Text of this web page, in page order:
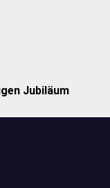
Jubiläum